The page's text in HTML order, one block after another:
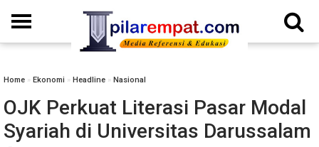
Home » Ekonomi » Headline » Nasional
OJK Perkuat Literasi Pasar Modal
Syariah di Universitas Darussalam